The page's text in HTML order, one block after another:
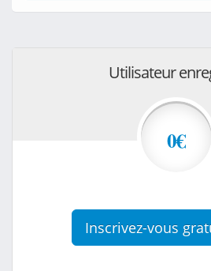
Utilisateur
0€
Inscrivez-vous